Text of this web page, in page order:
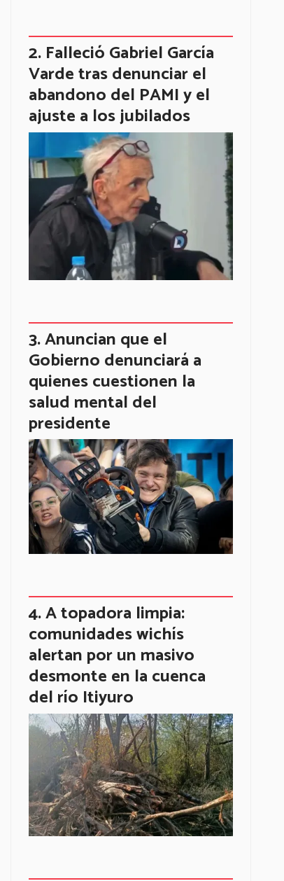
Falleció Gabriel García
Varde tras denunciar el
abandono del PAMI y el
ajuste a los jubilados
Anuncian que el
Gobierno denunciará a
quienes cuestionen la
salud mental del
presidente
A topadora limpia:
comunidades wichís
alertan por un masivo
desmonte en la cuenca
del río Itiyuro